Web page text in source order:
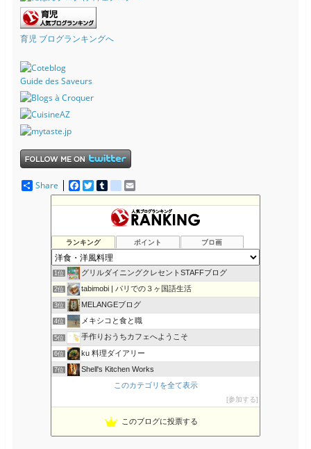
育児 ブログランキングへ
Guide des Saveurs
Share
F
a
c
o
o
k
T
w
i
e
r
T
u
m
b
d
e
l
i
c
o
u
s
m
a
i
l
ランキング ポイント ブロ画
1位 グリルダイニングクレセントSTAFFブログ
2位 tabimobi | パリでの３ヶ国語生活
3位 MELANGEブログ
4位 メキシコと食と職
5位 手作りおうちカフェへようこそ
6位 ku 料理ダイアリー
7位 Shell's Kitchen Works
彩食-SHIGURE-
アメリカでの牛肉の食べ方・お国柄の紹介
このカテゴリを全て表示
参加する
このブログに投票する